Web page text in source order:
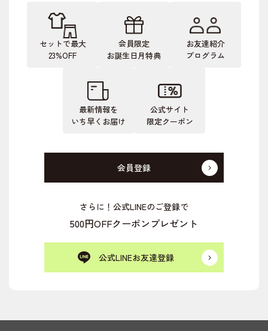
セットで最大
23%OFF
会員限定
お誕生日月特典
お友達紹介
プログラム
最新情報を
いち早くお届け
公式サイト
限定クーポン
会員登録
さらに！公式LINEのご登録で
500円OFFクーポンプレゼント
公式LINEお友達登録